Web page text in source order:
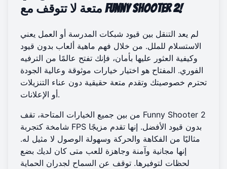
متعة لا تتوقف مع Funny Shooter 2!
لم يعد التنقل بين قيود شبكات المدرسة أو العمل يعني
الاستسلام للملل. من خلال فهم ماهية ألعاب بدون قيود
وكيفية العثور عليها بأمان، فإنك تفتح عالمًا من الترفيه
الفوري. المفتاح هو اختيار خيارات موثوقة وعالية الجودة
تحترم خصوصيتك وتقدم متعة حقيقية دون عناء التنزيلات
أو الإعلانات.
من بين جميع الخيارات المتاحة، تقف Funny Shooter 2
شامخة كتجربة FPS بدون قيود الأفضل. إنها تقدم مزيجًا
مثاليًا من الفكاهة والحركة وسهولة الوصول لا مثيل له.
إنها مجانية وآمنة وجاهزة للعب متى كان لديك بضع
لحظات لتوفيرها. توقف عن السماح لجدران الحماية